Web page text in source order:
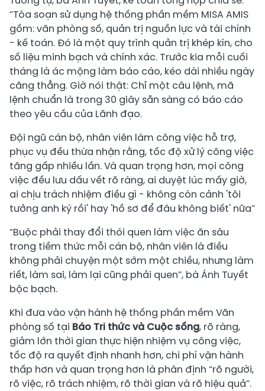
“Tòa soạn sử dụng hệ thống phần mềm MISA AMIS
gồm: văn phòng số, quản trị nguồn lực và tài chính
- kế toán. Đó là một quy trình quản trị khép kín, cho
số liệu minh bạch và chính xác. Trước kia mỗi cuối
tháng là ác mộng làm báo cáo, kéo dài nhiều ngày
căng thẳng. Giờ nói thật: Chỉ một câu lệnh, mã
lệnh chuẩn là trong 30 giây sẵn sàng có báo cáo
theo yêu cầu của Lãnh đạo.
Đội ngũ cán bộ, nhân viên làm công việc hỗ trợ,
phục vụ đều thừa nhận rằng, tốc độ xử lý công việc
tăng gấp nhiều lần. Và quan trọng hơn, mọi công
việc đều lưu dấu vết rõ ràng, ai duyệt lúc mấy giờ,
ai chịu trách nhiệm điều gì - không còn cảnh 'tôi
tưởng anh ký rồi' hay 'hồ sơ để đâu không biết' nữa”
“Buộc phải thay đổi thói quen làm việc ăn sâu
trong tiềm thức mỗi cán bộ, nhân viên là điều
không phải chuyện một sớm một chiều, nhưng làm
riết, làm sai, làm lại cũng phải quen”, bà Ánh Tuyết
bộc bạch.
Khi đưa vào vận hành hệ thống phần mềm Văn
phòng số tại Báo Tri thức và Cuộc sống, rõ ràng,
giảm lớn thời gian thực hiện nhiệm vụ công việc,
tốc độ ra quyết định nhanh hơn, chi phí vận hành
thấp hơn và quan trọng hơn là phân định “rõ người,
rõ việc, rõ trách nhiệm, rõ thời gian và rõ hiệu quả”.